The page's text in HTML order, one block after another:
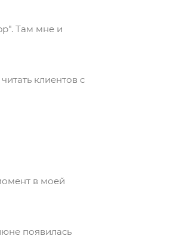
Там мне и
клиентов с
в моей
появилась